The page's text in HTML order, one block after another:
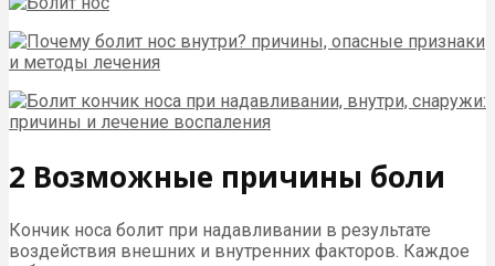
2 Возможные причины боли
Кончик носа болит при надавливании в результате
воздействия внешних и внутренних факторов. Каждое